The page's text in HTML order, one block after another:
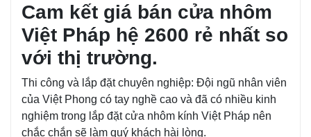
Cam kết giá bán cửa nhôm
Việt Pháp hệ 2600 rẻ nhất so
với thị trường.
Thi công và lắp đặt chuyên nghiệp: Đội ngũ nhân viên
của Việt Phong có tay nghề cao và đã có nhiều kinh
nghiệm trong lắp đặt cửa nhôm kính Việt Pháp nên
chắc chắn sẽ làm quý khách hài lòng.